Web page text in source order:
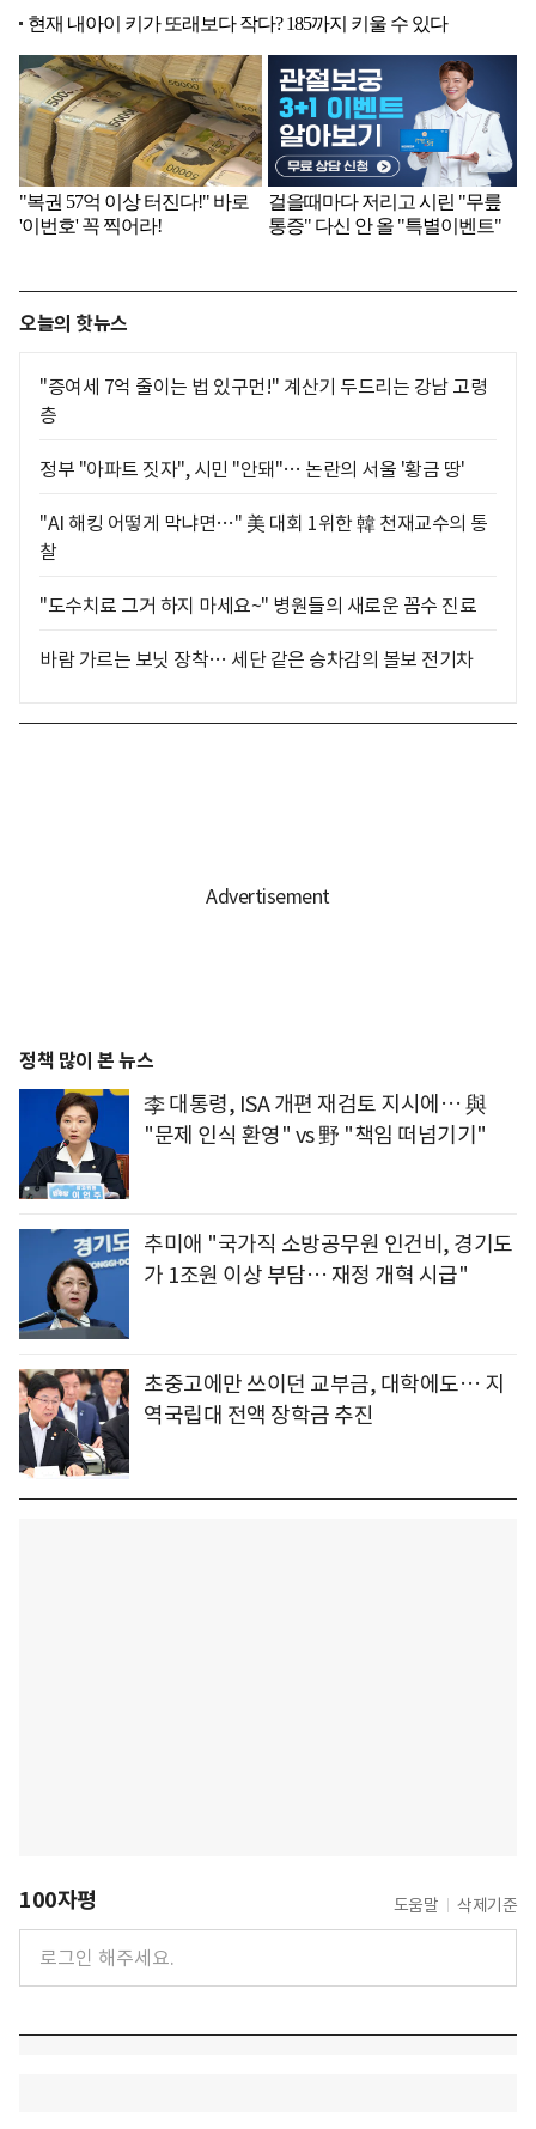
오늘의 핫뉴스
"증여세 7억 줄이는 법 있구먼!" 계산기 두드리는 강남 고령
층
정부 "아파트 짓자", 시민 "안돼"… 논란의 서울 '황금 땅'
"AI 해킹 어떻게 막냐면…" 美 대회 1위한 韓 천재교수의 통
찰
"도수치료 그거 하지 마세요~" 병원들의 새로운 꼼수 진료
바람 가르는 보닛 장착… 세단 같은 승차감의 볼보 전기차
정책 많이 본 뉴스
李 대통령, ISA 개편 재검토 지시에… 與
"문제 인식 환영" vs 野 "책임 떠넘기기"
추미애 "국가직 소방공무원 인건비, 경기도
가 1조원 이상 부담… 재정 개혁 시급"
초중고에만 쓰이던 교부금, 대학에도… 지
역국립대 전액 장학금 추진
100자평 도움말 삭제기준